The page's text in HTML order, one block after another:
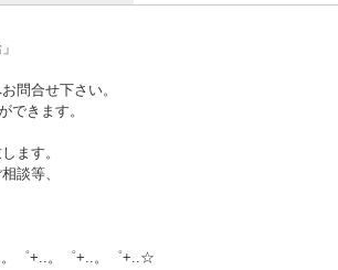
問合せ下さい。
できます。
ます。
談等、
+..。゜+..。゜+..☆